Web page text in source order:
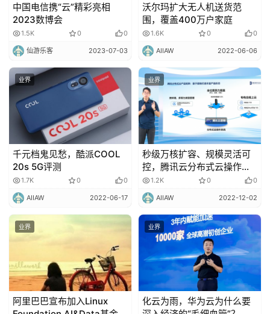
中国电信携“云”精彩亮相
2023数博会
1.5K 0 0
仙游乐客 2023-07-03
沃尔玛扩大无人机送货范
围，覆盖400万户家庭
1.6K 0 0
AIIAW 2022-06-06
业界
千元档鬼见愁，酷派COOL
20s 5G评测
1.7K 0 0
AIIAW 2022-06-17
业界
秒级万核扩容、规模灵活可
控，腾讯云分布式云操作系
统遨驰再进化
1.2K 0 0
AIIAW 2022-12-02
业界
阿里巴巴宣布加入Linux
业界
化云为雨，华为云为什么要